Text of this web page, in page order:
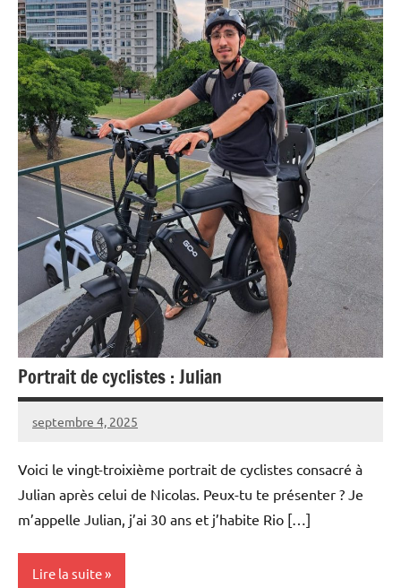
Portrait de cyclistes : Julian
septembre 4, 2025
Carmen
Aucun
Voici le vingt-troixième portrait de cyclistes consacré à
Julian après celui de Nicolas. Peux-tu te présenter ? Je
m’appelle Julian, j’ai 30 ans et j’habite Rio […]
Lire la suite